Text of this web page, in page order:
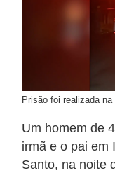
Prisão foi realizada
Um homem de
irmã e o pai em
Santo, na noite